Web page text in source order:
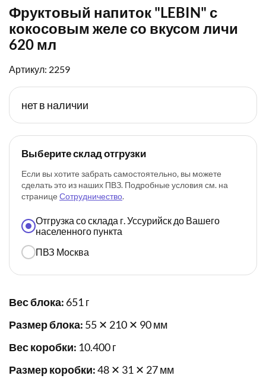
Фруктовый напиток "LEBIN" с
кокосовым желе со вкусом личи
620 мл
Артикул: 2259
нет в наличии
Выберите склад отгрузки
Если вы хотите забрать самостоятельно, вы можете
сделать это из наших ПВЗ. Подробные условия см. на
странице Сотрудничество.
Отгрузка со склада г. Уссурийск до Вашего
населенного пункта
ПВЗ Москва
Вес блока: 651 г
Размер блока: 55 ✕ 210 ✕ 90 мм
Вес коробки: 10.400 г
Размер коробки:48 ✕ 31 ✕ 27 мм